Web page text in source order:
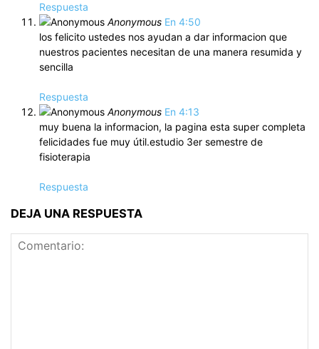
Respuesta
Anonymous En 4:50
los felicito ustedes nos ayudan a dar informacion que
nuestros pacientes necesitan de una manera resumida y
sencilla
Respuesta
Anonymous En 4:13
muy buena la informacion, la pagina esta super completa
felicidades fue muy útil.estudio 3er semestre de
fisioterapia
Respuesta
DEJA UNA RESPUESTA